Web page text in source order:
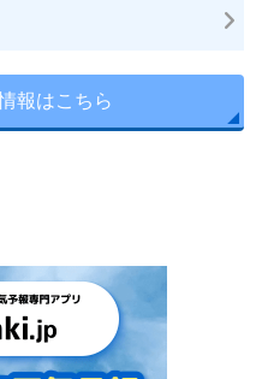
報はこちら